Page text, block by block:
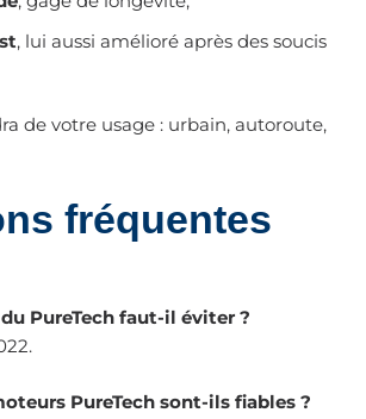
, lui aussi amélioré après des soucis
de votre usage : urbain, autoroute,
fréquentes
PureTech faut-il éviter ?
PureTech sont-ils fiables ?